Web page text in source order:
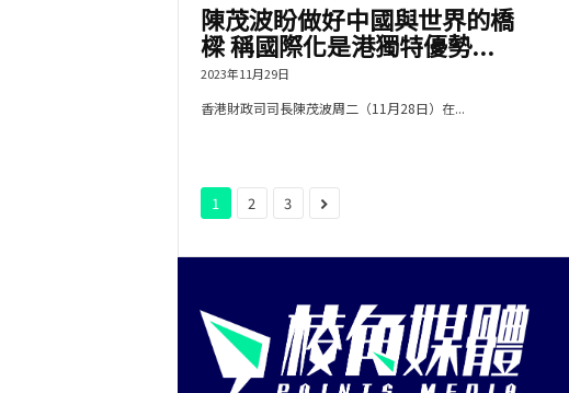
陳茂波盼做好中國與世界的橋
樑 稱國際化是港獨特優勢...
2023年11月29日
香港財政司司長陳茂波周二（11月28日）在...
1 2 3